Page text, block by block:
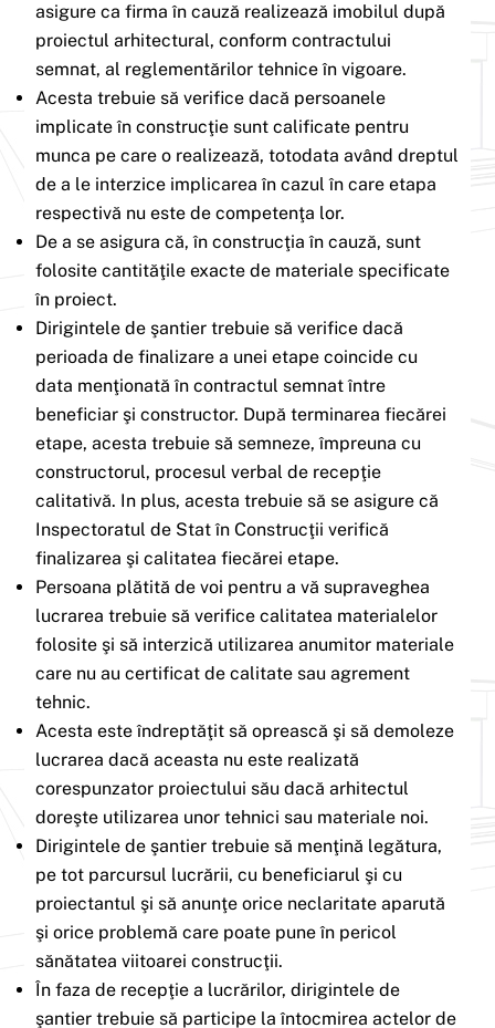
asigure ca firma în cauză realizează imobilul după
proiectul arhitectural, conform contractului
semnat, al reglementărilor tehnice în vigoare.
Acesta trebuie să verifice dacă persoanele
implicate în construcţie sunt calificate pentru
munca pe care o realizează, totodata având dreptul
de a le interzice implicarea în cazul în care etapa
respectivă nu este de competenţa lor.
De a se asigura că, în construcţia în cauză, sunt
folosite cantităţile exacte de materiale specificate
în proiect.
Dirigintele de şantier trebuie să verifice dacă
perioada de finalizare a unei etape coincide cu
data menţionată în contractul semnat între
beneficiar şi constructor. După terminarea fiecărei
etape, acesta trebuie să semneze, împreuna cu
constructorul, procesul verbal de recepţie
calitativă. In plus, acesta trebuie să se asigure că
Inspectoratul de Stat în Construcţii verifică
finalizarea şi calitatea fiecărei etape.
Persoana plătită de voi pentru a vă supraveghea
lucrarea trebuie să verifice calitatea materialelor
folosite şi să interzică utilizarea anumitor materiale
care nu au certificat de calitate sau agrement
tehnic.
Acesta este îndreptăţit să oprească şi să demoleze
lucrarea dacă aceasta nu este realizată
corespunzator proiectului său dacă arhitectul
doreşte utilizarea unor tehnici sau materiale noi.
Dirigintele de şantier trebuie să menţină legătura,
pe tot parcursul lucrării, cu beneficiarul şi cu
proiectantul şi să anunţe orice neclaritate aparută
şi orice problemă care poate pune în pericol
sănătatea viitoarei construcţii.
În faza de recepţie a lucrărilor, dirigintele de
şantier trebuie să participe la întocmirea actelor de